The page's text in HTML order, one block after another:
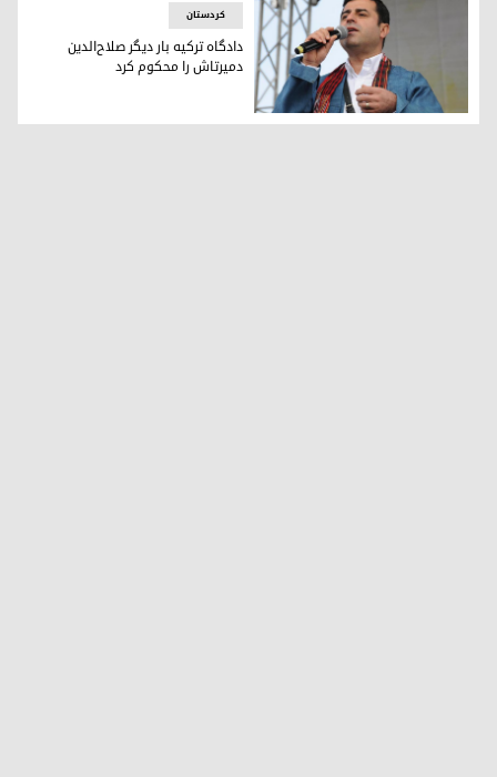
صلاح‌الدین دمیرتاش
کردستان
دادگاه ترکیه بار دیگر صلاح‌الدین
دمیرتاش را محکوم کرد